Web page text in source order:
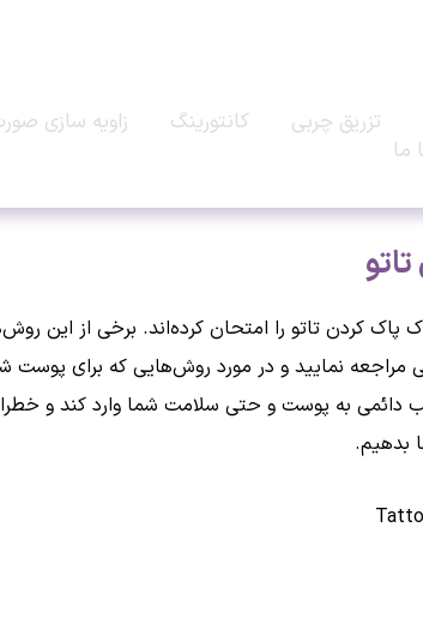
تزریق چربی کانتورینگ زاویه سازی
ما
کردن تاتو را امتحان کرده‌اند. برخی از این
مراجعه نمایید و در مورد روش‌هایی که برای
دائمی به پوست و حتی سلامت شما وارد کند و
بدهیم.